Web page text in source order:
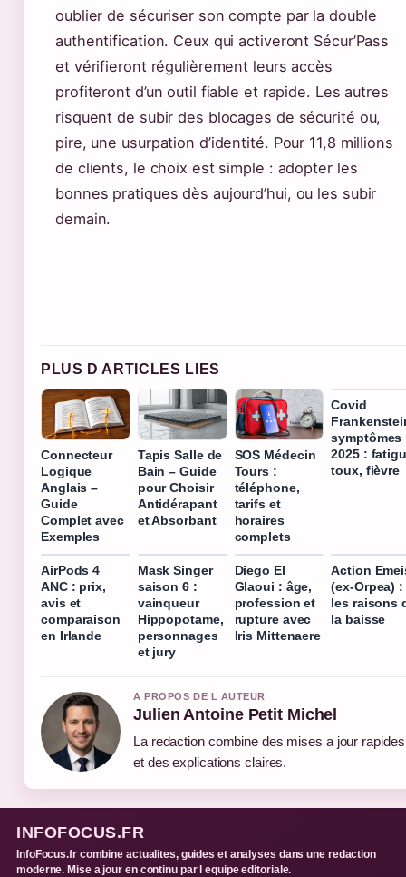
oublier de sécuriser son compte par la double
authentification. Ceux qui activeront Sécur’Pass
et vérifieront régulièrement leurs accès
profiteront d’un outil fiable et rapide. Les autres
risquent de subir des blocages de sécurité ou,
pire, une usurpation d’identité. Pour 11,8 millions
de clients, le choix est simple : adopter les
bonnes pratiques dès aujourd’hui, ou les subir
demain.
PLUS D ARTICLES LIES
Connecteur
Logique
Anglais –
Guide
Complet avec
Exemples
Tapis Salle de
Bain – Guide
pour Choisir
Antidérapant
et Absorbant
SOS Médecin
Tours :
téléphone,
tarifs et
horaires
complets
Covid
symptômes
2025 :
toux, fièvre
AirPods 4
ANC : prix,
avis et
comparaison
en Irlande
Mask Singer
saison 6 :
vainqueur
Hippopotame,
personnages
et jury
Diego El
Glaoui : âge,
profession et
rupture avec
Iris Mittenaere
Action
(ex-Orpea) :
les raisons
la baisse
A PROPOS DE L AUTEUR
Julien Antoine Petit Michel
La redaction combine des mises a jour rapides
et des explications claires.
INFOFOCUS.FR
InfoFocus.fr combine actualites, guides et analyses dans une redaction
moderne. Mise a jour en continu par l equipe editoriale.